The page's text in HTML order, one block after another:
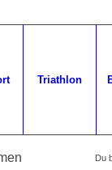
Triathlon
Du